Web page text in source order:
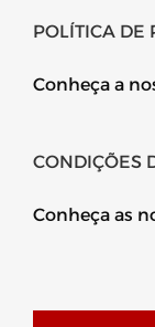
POLÍTICA DE
Conheça a
CONDIÇÕES
Conheça as